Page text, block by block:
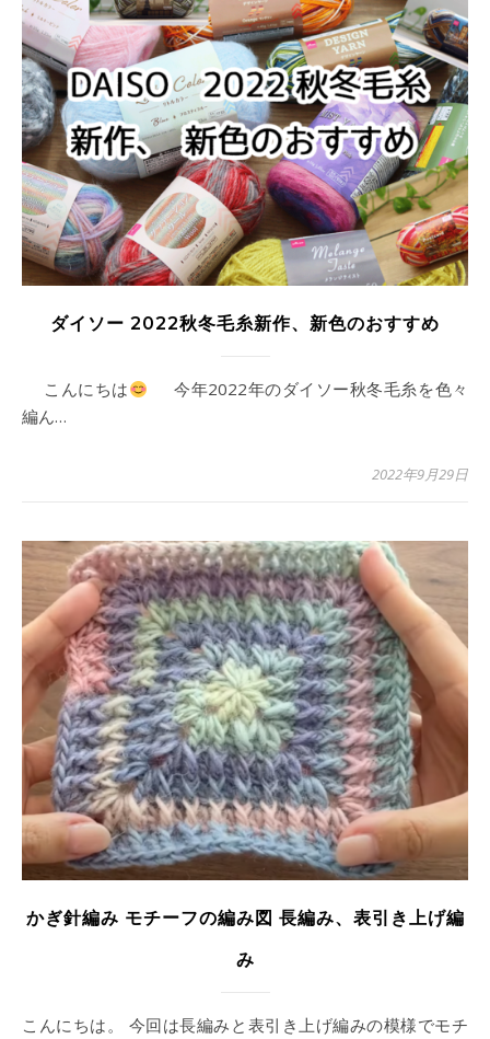
ダイソー 2022秋冬毛糸新作、新色のおすすめ
こんにちは
今年2022年のダイソー秋冬毛糸を色々
編ん…
2022年9月29日
かぎ針編み モチーフの編み図 長編み、表引き上げ編
み
こんにちは。 今回は長編みと表引き上げ編みの模様でモチ